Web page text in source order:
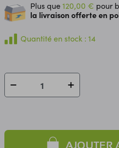
Raspberry Pi (non incluse) ou
une passerelle LoRaWAN vers
technologie LoRa permet à
données et d'atteindre des
aux interférences tout en
d'un réseau IoT et son
programmation avec un
découvrir et configurer Node-
Plus que120,00 € pour
la livraison offerte en
Quantité en stock : 14
AJOUTER